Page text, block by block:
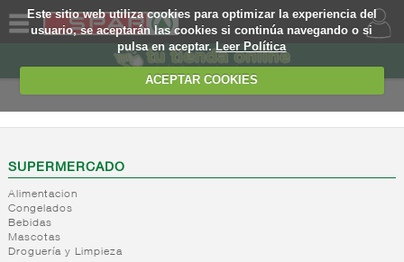
Este sitio web utiliza cookies para optimizar la experiencia del
usuario, se aceptarán las cookies si continúa navegando o si
pulsa en aceptar.Leer Política
ACEPTAR COOKIES
SOMOS
WEB
EJEMPLO
SUPERMERCADO
Alimentacion
Congelados
Bebidas
Mascotas
Droguería y Limpieza